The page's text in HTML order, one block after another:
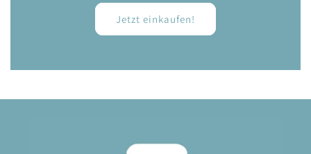
Jetzt einkaufen!